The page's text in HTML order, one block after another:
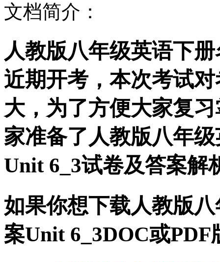
文档简介：
人教版八年级英语下
近期开考，本次考试
大，为了方便大家复
家准备了人教版八年
Unit 6_3试卷及答案解
如果你想下载人教版
案Unit 6_3DOC或